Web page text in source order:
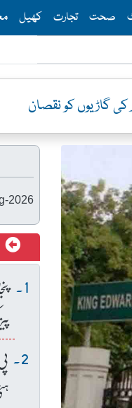
صحت تجارت کھیل
گاڑیوں کو نقصان
2026